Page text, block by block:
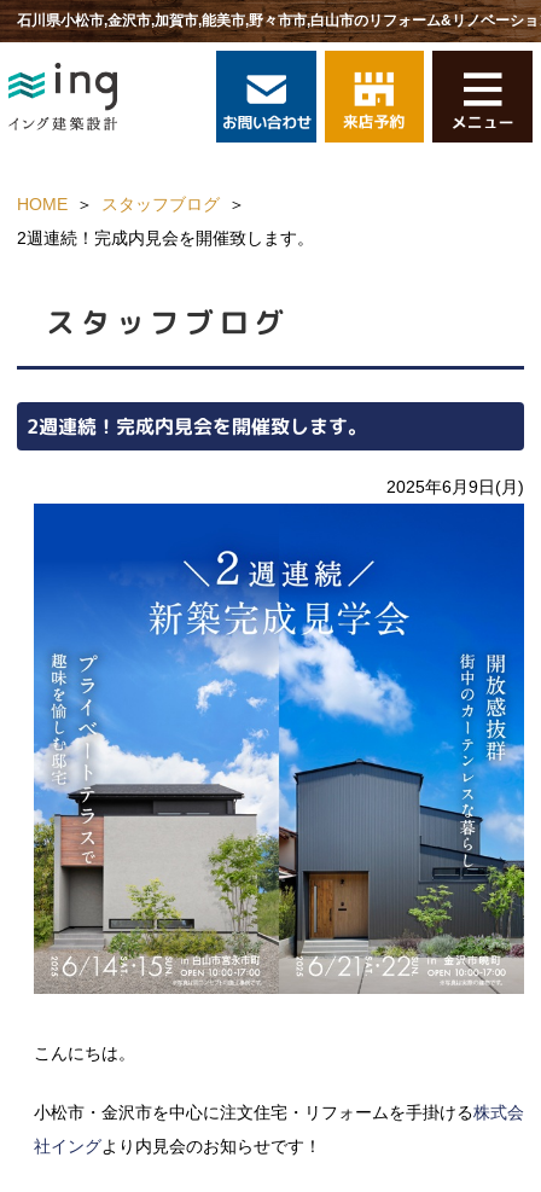
石川県小松市,金沢市,加賀市,能美市,野々市市,白山市のリフォーム&リノベーシ
HOME
スタッフブログ
2週連続！完成内見会を開催致します。
スタッフブログ
2週連続！完成内見会を開催致します。
2025年6月9日(月)
こんにちは。
小松市・金沢市を中心に注文住宅・リフォームを手掛ける株式会
社イングより内見会のお知らせです！